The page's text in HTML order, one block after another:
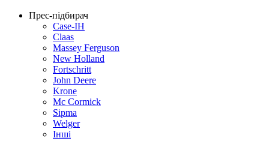
Прес-підбирач
Case-IH
Claas
Massey Ferguson
New Holland
Fortschritt
John Deere
Krone
Mc Cormick
Sipma
Welger
Інші